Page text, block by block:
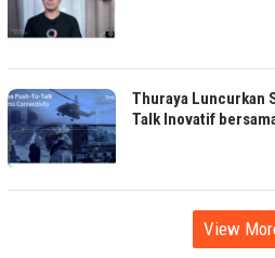
Thuraya Luncurkan
Talk Inovatif
View